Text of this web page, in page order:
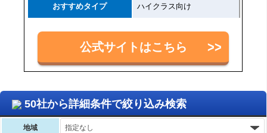
おすすめタイプ ハイクラス向け
公式サイトはこちら
50社から詳細条件で絞り込み検索
地域